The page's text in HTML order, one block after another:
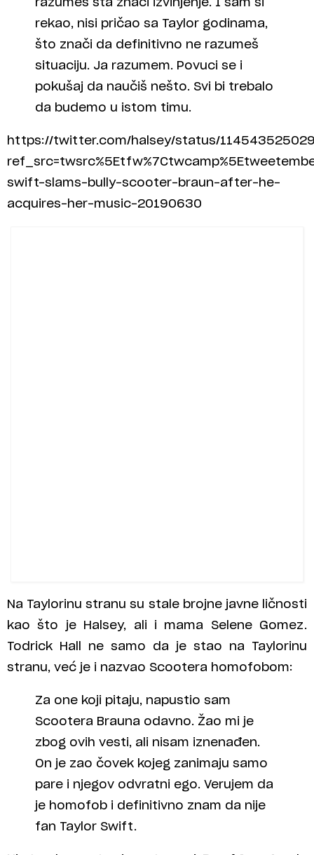
rekao, nisi pričao sa Taylor godinama,
što znači da definitivno ne razumeš
situaciju. Ja razumem. Povuci se i
pokušaj da naučiš nešto. Svi bi trebalo
da budemo u istom timu.
https://twitter.com/halsey/status/
swift-slams-bully-scooter-braun-after-he-
acquires-her-music-20190630
Na Taylorinu stranu su stale brojne javne ličnosti
kao što je Halsey, ali i mama Selene Gomez.
Todrick Hall ne samo da je stao na Taylorinu
stranu, već je i nazvao Scootera homofobom:
Za one koji pitaju, napustio sam
Scootera Brauna odavno. Žao mi je
zbog ovih vesti, ali nisam iznenađen.
On je zao čovek kojeg zanimaju samo
pare i njegov odvratni ego. Verujem da
je homofob i definitivno znam da nije
fan Taylor Swift.